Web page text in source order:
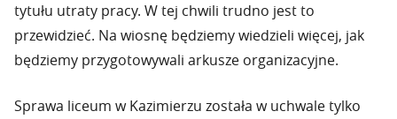
tytułu utraty pracy. W tej chwili trudno jest to
przewidzieć. Na wiosnę będziemy wiedzieli więcej, jak
będziemy przygotowywali arkusze organizacyjne.
Sprawa liceum w Kazimierzu została w uchwale tylko